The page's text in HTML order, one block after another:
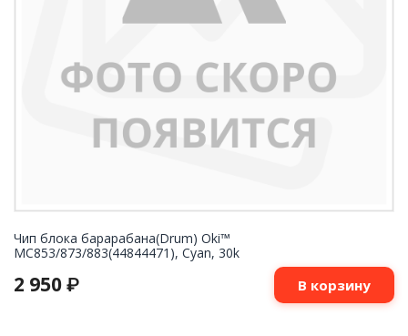
Чип блока барарабана(Drum) Oki™
MC853/873/883(44844471), Cyan, 30k
2 950 ₽ В корзину